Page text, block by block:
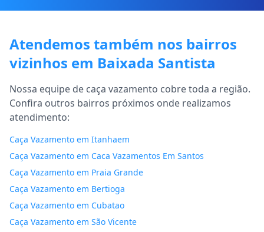
Atendemos também nos bairros
vizinhos em Baixada Santista
Nossa equipe de caça vazamento cobre toda a região.
Confira outros bairros próximos onde realizamos
atendimento:
Caça Vazamento em Itanhaem
Caça Vazamento em Caca Vazamentos Em Santos
Caça Vazamento em Praia Grande
Caça Vazamento em Bertioga
Caça Vazamento em Cubatao
Caça Vazamento em São Vicente